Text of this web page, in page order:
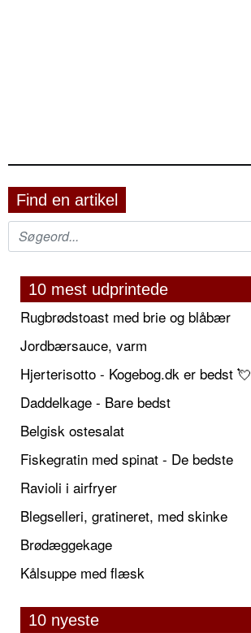
Find en artikel
10 mest udprintede
Rugbrødstoast med brie og blåbær
Jordbærsauce, varm
Hjerterisotto - Kogebog.dk er bedst 💘
Daddelkage - Bare bedst
Belgisk ostesalat
Fiskegratin med spinat - De bedste
Ravioli i airfryer
Blegselleri, gratineret, med skinke
Brødæggekage
Kålsuppe med flæsk
10 nyeste